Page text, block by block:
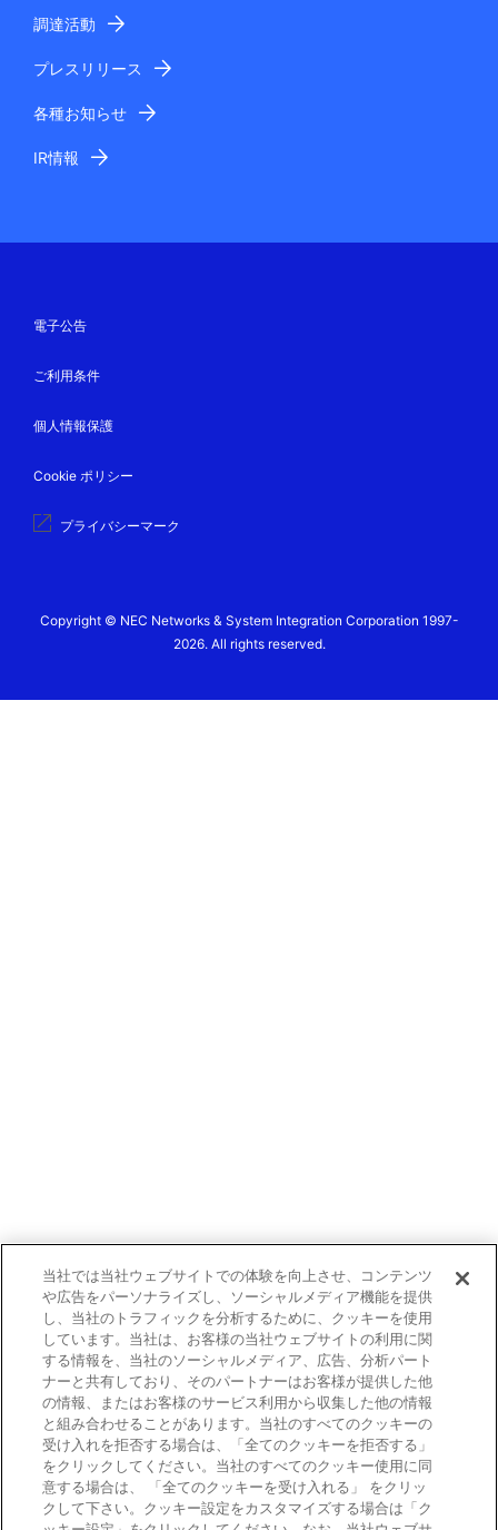
調達活動
プレスリリース
各種お知らせ
IR情報
電子公告
ご利用条件
個人情報保護
Cookie ポリシー
プライバシーマーク
Copyright © NEC Networks & System Integration Corporation 1997-
2026. All rights reserved.
当社では当社ウェブサイトでの体験を向上させ、コンテンツ
や広告をパーソナライズし、ソーシャルメディア機能を提供
し、当社のトラフィックを分析するために、クッキーを使用
しています。当社は、お客様の当社ウェブサイトの利用に関
する情報を、当社のソーシャルメディア、広告、分析パート
ナーと共有しており、そのパートナーはお客様が提供した他
の情報、またはお客様のサービス利用から収集した他の情報
と組み合わせることがあります。当社のすべてのクッキーの
受け入れを拒否する場合は、「全てのクッキーを拒否する」
をクリックしてください。当社のすべてのクッキー使用に同
意する場合は、 「全てのクッキーを受け入れる」 をクリッ
クして下さい。クッキー設定をカスタマイズする場合は「ク